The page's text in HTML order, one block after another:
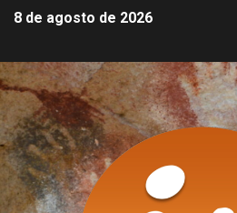
8 de agosto de 2026